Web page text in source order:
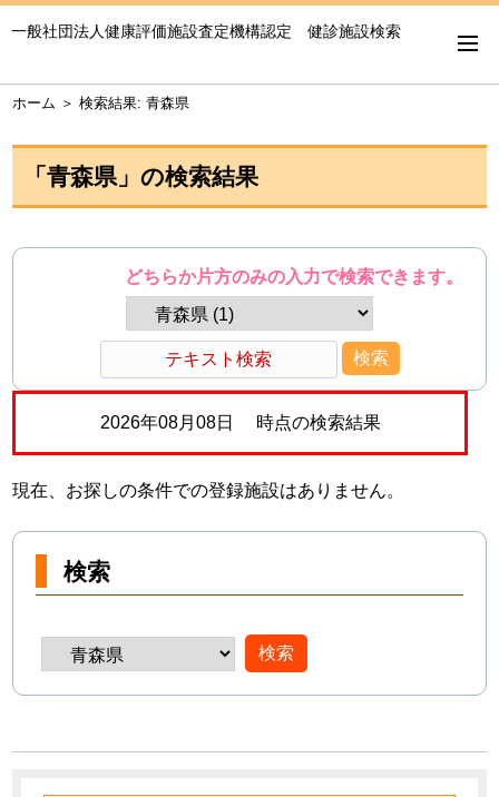
一般社団法人健康評価施設査定機構認定 健診施設検索
ホーム ＞検索結果: 青森県
「青森県 」の検索結果
どちらか片方のみの入力で検索できます。
2026年08月08日 時点の検索結果
現在、お探しの条件での登録施設はありません。
検索